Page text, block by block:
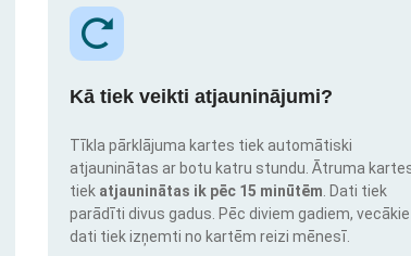
Kā tiek veikti atjauninājumi?
Tīkla pārklājuma kartes tiek automātiski
atjauninātas ar botu katru stundu. Ātruma
tiek atjauninātas ik pēc 15 minūtēm . Dati tiek
parādīti divus gadus. Pēc diviem gadiem, vecākie
dati tiek izņemti no kartēm reizi mēnesī.